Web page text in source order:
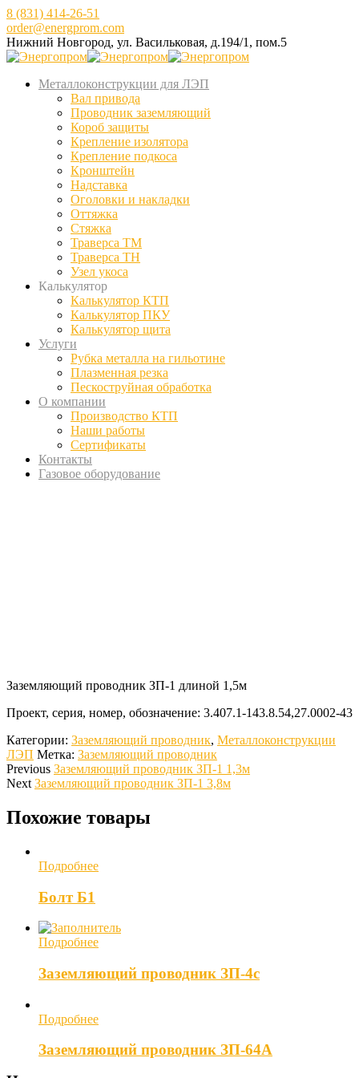
8 (831) 414-26-51
order@energprom.com
Нижний Новгород, ул. Васильковая, д.194/1, пом.5
Металлоконструкции для ЛЭП
Вал привода
Проводник заземляющий
Короб защиты
Крепление изолятора
Крепление подкоса
Кронштейн
Надставка
Оголовки и накладки
Оттяжка
Стяжка
Траверса ТМ
Траверса ТН
Узел укоса
Калькулятор
Калькулятор КТП
Калькулятор ПКУ
Калькулятор щита
Услуги
Рубка металла на гильотине
Плазменная резка
Пескоструйная обработка
О компании
Производство КТП
Наши работы
Сертификаты
Контакты
Газовое оборудование
Заземляющий проводник ЗП-1 длиной 1,5м
Проект, серия, номер, обозначение: 3.407.1-143.8.54,27.0002-43
Категории: Заземляющий проводник, Металлоконструкции
ЛЭП Метка: Заземляющий проводник
Previous Заземляющий проводник ЗП-1 1,3м
Next Заземляющий проводник ЗП-1 3,8м
Похожие товары
Подробнее
Болт Б1
Подробнее
Заземляющий проводник ЗП-4с
Подробнее
Заземляющий проводник ЗП-64А